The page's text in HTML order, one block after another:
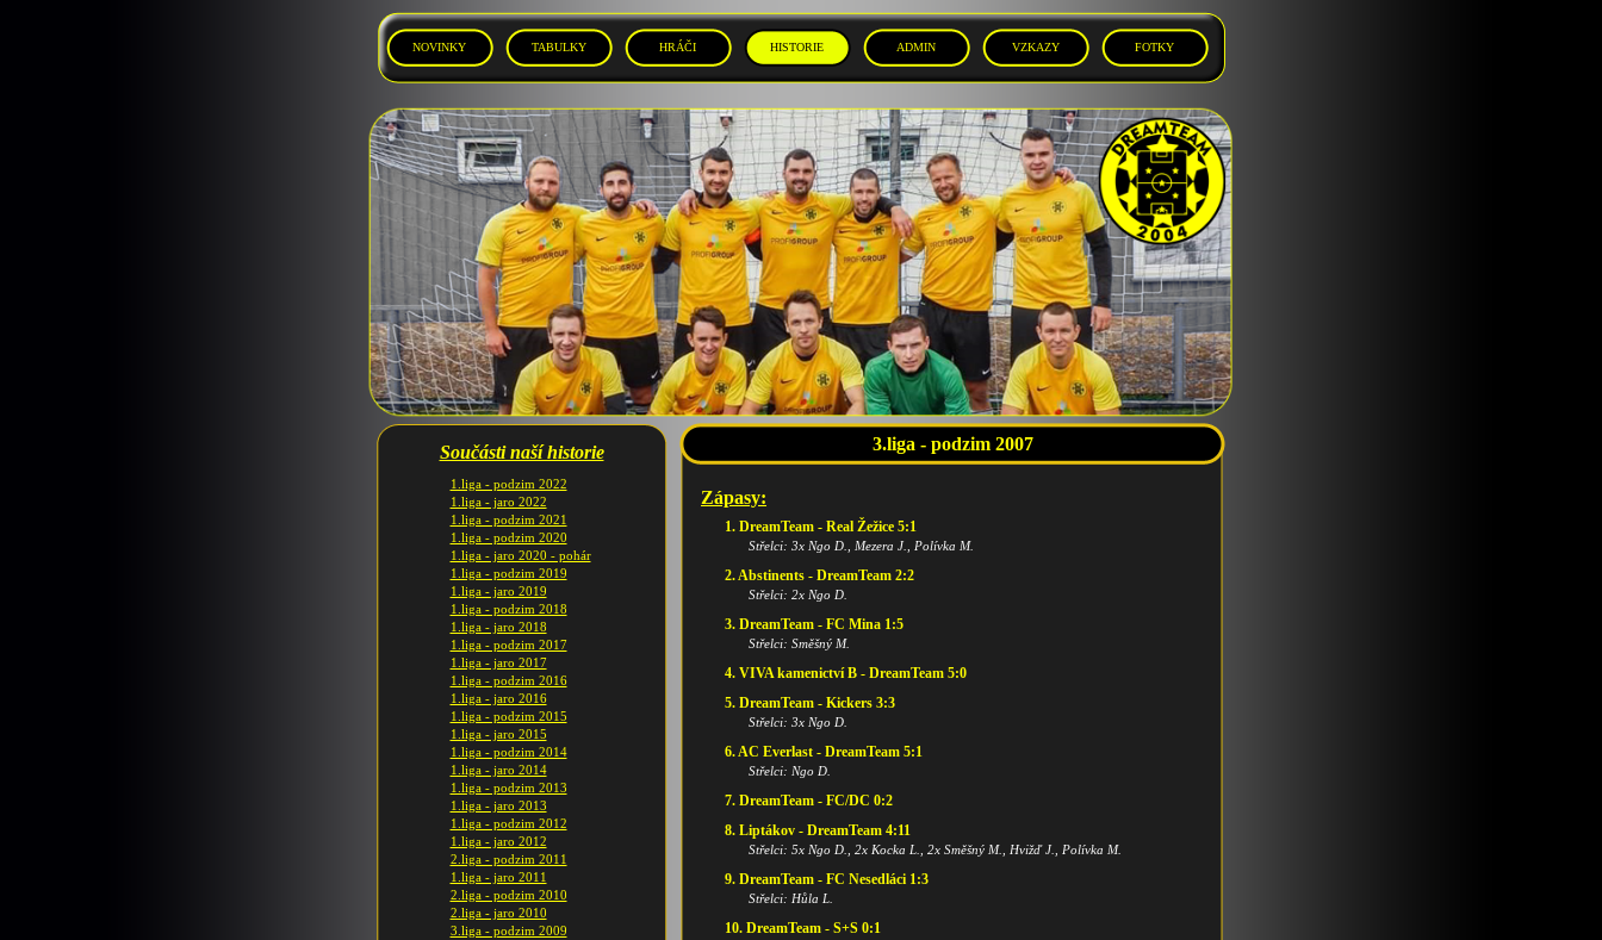
NOVINKY TABULKY HRÁČI HISTORIE ADMIN VZKAZY FOTKY
Součásti naší historie
1.liga - podzim 2022
1.liga - jaro 2022
1.liga - podzim 2021
1.liga - podzim 2020
1.liga - jaro 2020 - pohár
1.liga - podzim 2019
1.liga - jaro 2019
1.liga - podzim 2018
1.liga - jaro 2018
1.liga - podzim 2017
1.liga - jaro 2017
1.liga - podzim 2016
1.liga - jaro 2016
1.liga - podzim 2015
1.liga - jaro 2015
1.liga - podzim 2014
1.liga - jaro 2014
1.liga - podzim 2013
1.liga - jaro 2013
1.liga - podzim 2012
1.liga - jaro 2012
2.liga - podzim 2011
1.liga - jaro 2011
2.liga - podzim 2010
2.liga - jaro 2010
3.liga - podzim 2009
3.liga - podzim 2007
Zápasy:
1. DreamTeam - Real Žežice 5:1
Střelci: 3x Ngo D., Mezera J., Polívka M.
2. Abstinents - DreamTeam 2:2
Střelci: 2x Ngo D.
3. DreamTeam - FC Mina 1:5
Střelci: Směšný M.
4. VIVA kamenictví B - DreamTeam 5:0
5. DreamTeam - Kickers 3:3
Střelci: 3x Ngo D.
6. AC Everlast - DreamTeam 5:1
Střelci: Ngo D.
7. DreamTeam - FC/DC 0:2
8. Liptákov - DreamTeam 4:11
Střelci: 5x Ngo D., 2x Kocka L., 2x Směšný M., Hvižď J., Polívka M.
9. DreamTeam - FC Nesedláci 1:3
Střelci: Hůla L.
10. DreamTeam - S+S 0:1